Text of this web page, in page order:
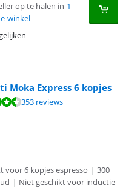
op te halen in 1
winkel
Moka Express 6 kopjes
op 353 reviews.
353 reviews
voor 6 kopjes espresso | 300
| Niet geschikt voor inductie